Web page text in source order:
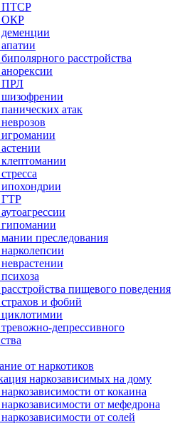
ПТСР
ОКР
расстройства
ПРЛ
атак
ГТР
преследования
пищевого поведения
и фобий
депрессивного
от наркотиков
наркозависимых на дому
от кокаина
от мефедрона
от солей